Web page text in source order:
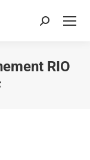
Recherche
RIO